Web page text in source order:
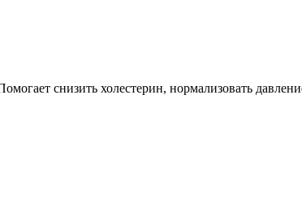
снизить холестерин, нормализовать